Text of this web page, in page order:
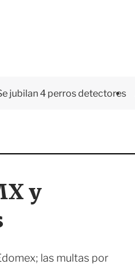
jubilan 4 perros detectores
y
las multas por